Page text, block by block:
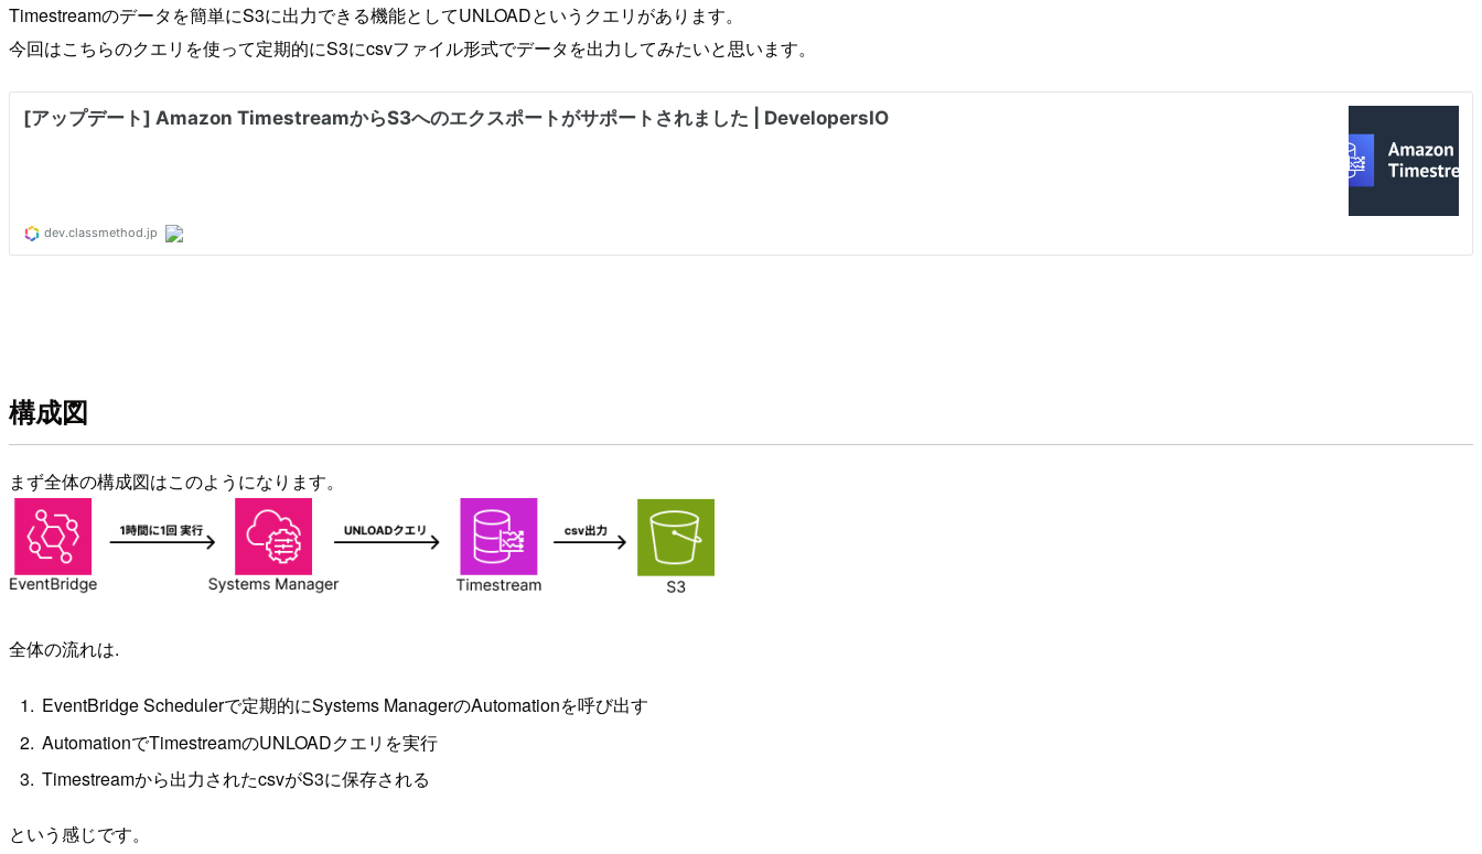
Timestreamのデータを簡単にS3に出力できる機能としてUNLOADというクエリがあります。
今回はこちらのクエリを使って定期的にS3にcsvファイル形式でデータを出力してみたいと思います。
構成図
まず全体の構成図はこのようになります。
全体の流れは.
EventBridge Schedulerで定期的にSystems ManagerのAutomationを呼び出す
AutomationでTimestreamのUNLOADクエリを実行
Timestreamから出力されたcsvがS3に保存される
という感じです。